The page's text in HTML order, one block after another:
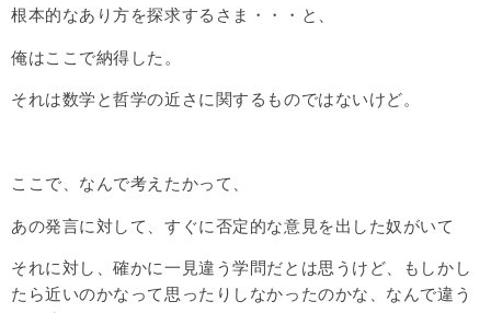
根本的なあり方を探求するさま・・・と、
俺はここで納得した。
それは数学と哲学の近さに関するものではないけど。
ここで、なんで考えたかって、
あの発言に対して、すぐに否定的な意見を出した奴がいて
それに対し、確かに一見違う学問だとは思うけど、もしかし
たら近いのかなって思ったりしなかったのかな、なんで違う